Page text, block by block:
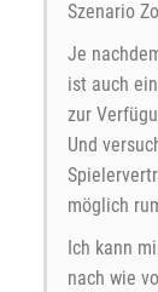
Szenario
Je
ist auch
zur
Und
möglich
Ich kann
nach wie